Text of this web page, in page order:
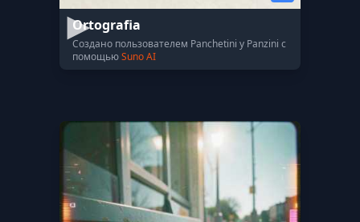
Ortografia
Создано пользователем Panchetini y Panzini с
помощьюSuno AI